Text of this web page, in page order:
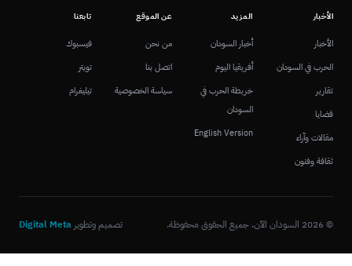
الأخبار
الأخبار
الحرب في السودان
تقارير
قضايا
مقالات وآراء
ثقافة وفنون
المزيد
أخبار السودان
أفريقيا اليوم
خريطة الحرب في
السودان
English Version
عن الموقع
من نحن
اتصل بنا
سياسة الخصوصية
تابعنا
فيسبوك
تويتر
تيليغرام
© 2026 السودان الآن. جميع الحقوق محفوظة. تصميم وتطوير Digital Meta